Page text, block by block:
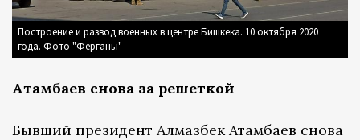
Построение и развод военных в центре Бишкека. 10 октября 2020
года. Фото "Ферганы"
Атамбаев снова за решеткой
Бывший президент Алмазбек Атамбаев снова